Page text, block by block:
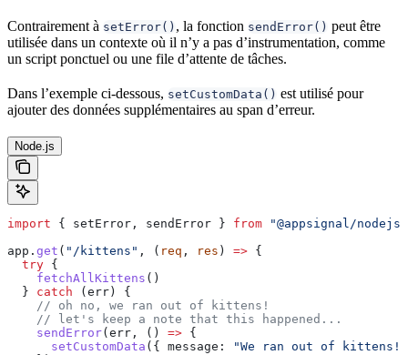
Contrairement à setError() , la fonction sendError() peut être
utilisée dans un contexte où il n’y a pas d’instrumentation, comme
un script ponctuel ou une file d’attente de tâches.
Dans l’exemple ci-dessous, setCustomData() est utilisé pour
ajouter des données supplémentaires au span d’erreur.
Node.js
import { setError , sendError } from "@appsignal/nodejs"
app . get ( "/kittens" , ( req , res ) => {
  try
{
    fetchAllKittens
()
  }
catch ( err ) {
    // oh no, we ran out of kittens!
    // let's keep a note that this happened...
    sendError
( err , () => {
      setCustomData
({ message:
"We ran out of kittens!"